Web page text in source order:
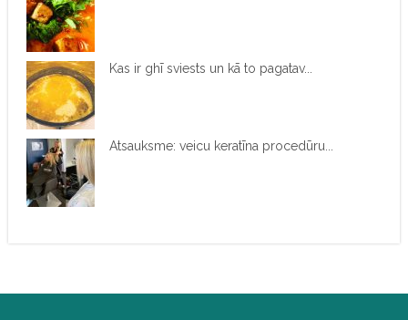
Kas ir ghī sviests un kā to pagatav...
Atsauksme: veicu keratīna procedūru...